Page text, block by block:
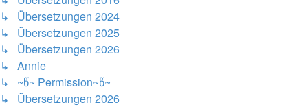
↳ Übersetzungen 2024
↳ Übersetzungen 2025
↳ Übersetzungen 2026
↳ Annie
↳ ~წ~ Permission~წ~
↳ Übersetzungen 2026